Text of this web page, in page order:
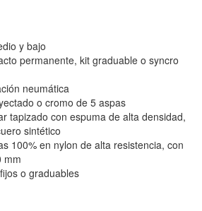
y bajo
permanente, kit graduable o syncro
neumática
o cromo de 5 aspas
tapizado con espuma de alta densidad,
sintético
100% en nylon de alta resistencia, con
mm
o graduables